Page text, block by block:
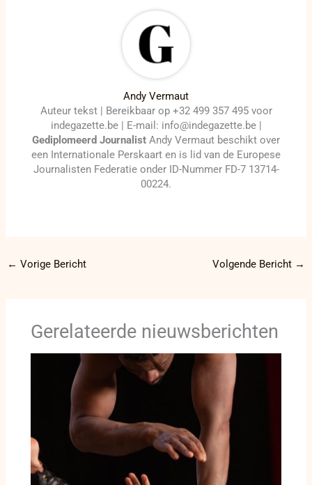
Andy Vermaut
Auteur tekst | Bereikbaar op +32 499 357 495 voor
indegazette.be | E-mail: info@indegazette.be |
Gediplomeerd Journalist Andy Vermaut beschikt over
een Internationale Perskaart en is lid van de Europese
Journalisten Federatie onder ID-Nummer FD-7 13714-
00224.
← Vorige Bericht Volgende Bericht →
Gerelateerde nieuwsberichten